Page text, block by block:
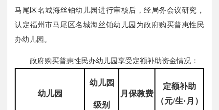
马尾区名城海丝铂幼儿园进行审核后，经局务会议研究，
认定福州市马尾区名城海丝铂幼儿园为政府购买普惠性民
办幼儿园。
政府购买普惠性民办幼儿园享受定额补助资金情况：
幼儿园
幼儿园
级别
月保教费
定额补助
（元/生·月）